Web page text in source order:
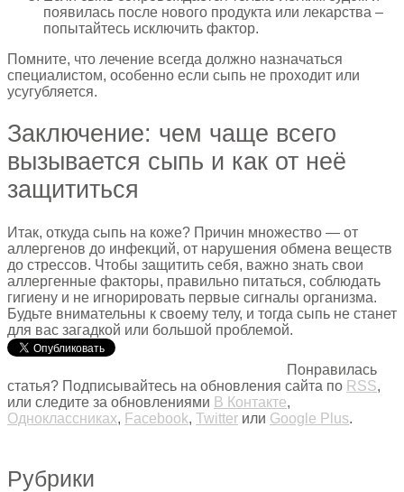
появилась после нового продукта или лекарства –
попытайтесь исключить фактор.
Помните, что лечение всегда должно назначаться
специалистом, особенно если сыпь не проходит или
усугубляется.
Заключение: чем чаще всего
вызывается сыпь и как от неё
защититься
Итак, откуда сыпь на коже? Причин множество — от
аллергенов до инфекций, от нарушения обмена веществ
до стрессов. Чтобы защитить себя, важно знать свои
аллергенные факторы, правильно питаться, соблюдать
гигиену и не игнорировать первые сигналы организма.
Будьте внимательны к своему телу, и тогда сыпь не станет
для вас загадкой или большой проблемой.
Понравилась
статья? Подписывайтесь на обновления сайта по RSS,
или следите за обновлениями В Контакте,
Одноклассниках, Facebook, Twitter или Google Plus.
Рубрики